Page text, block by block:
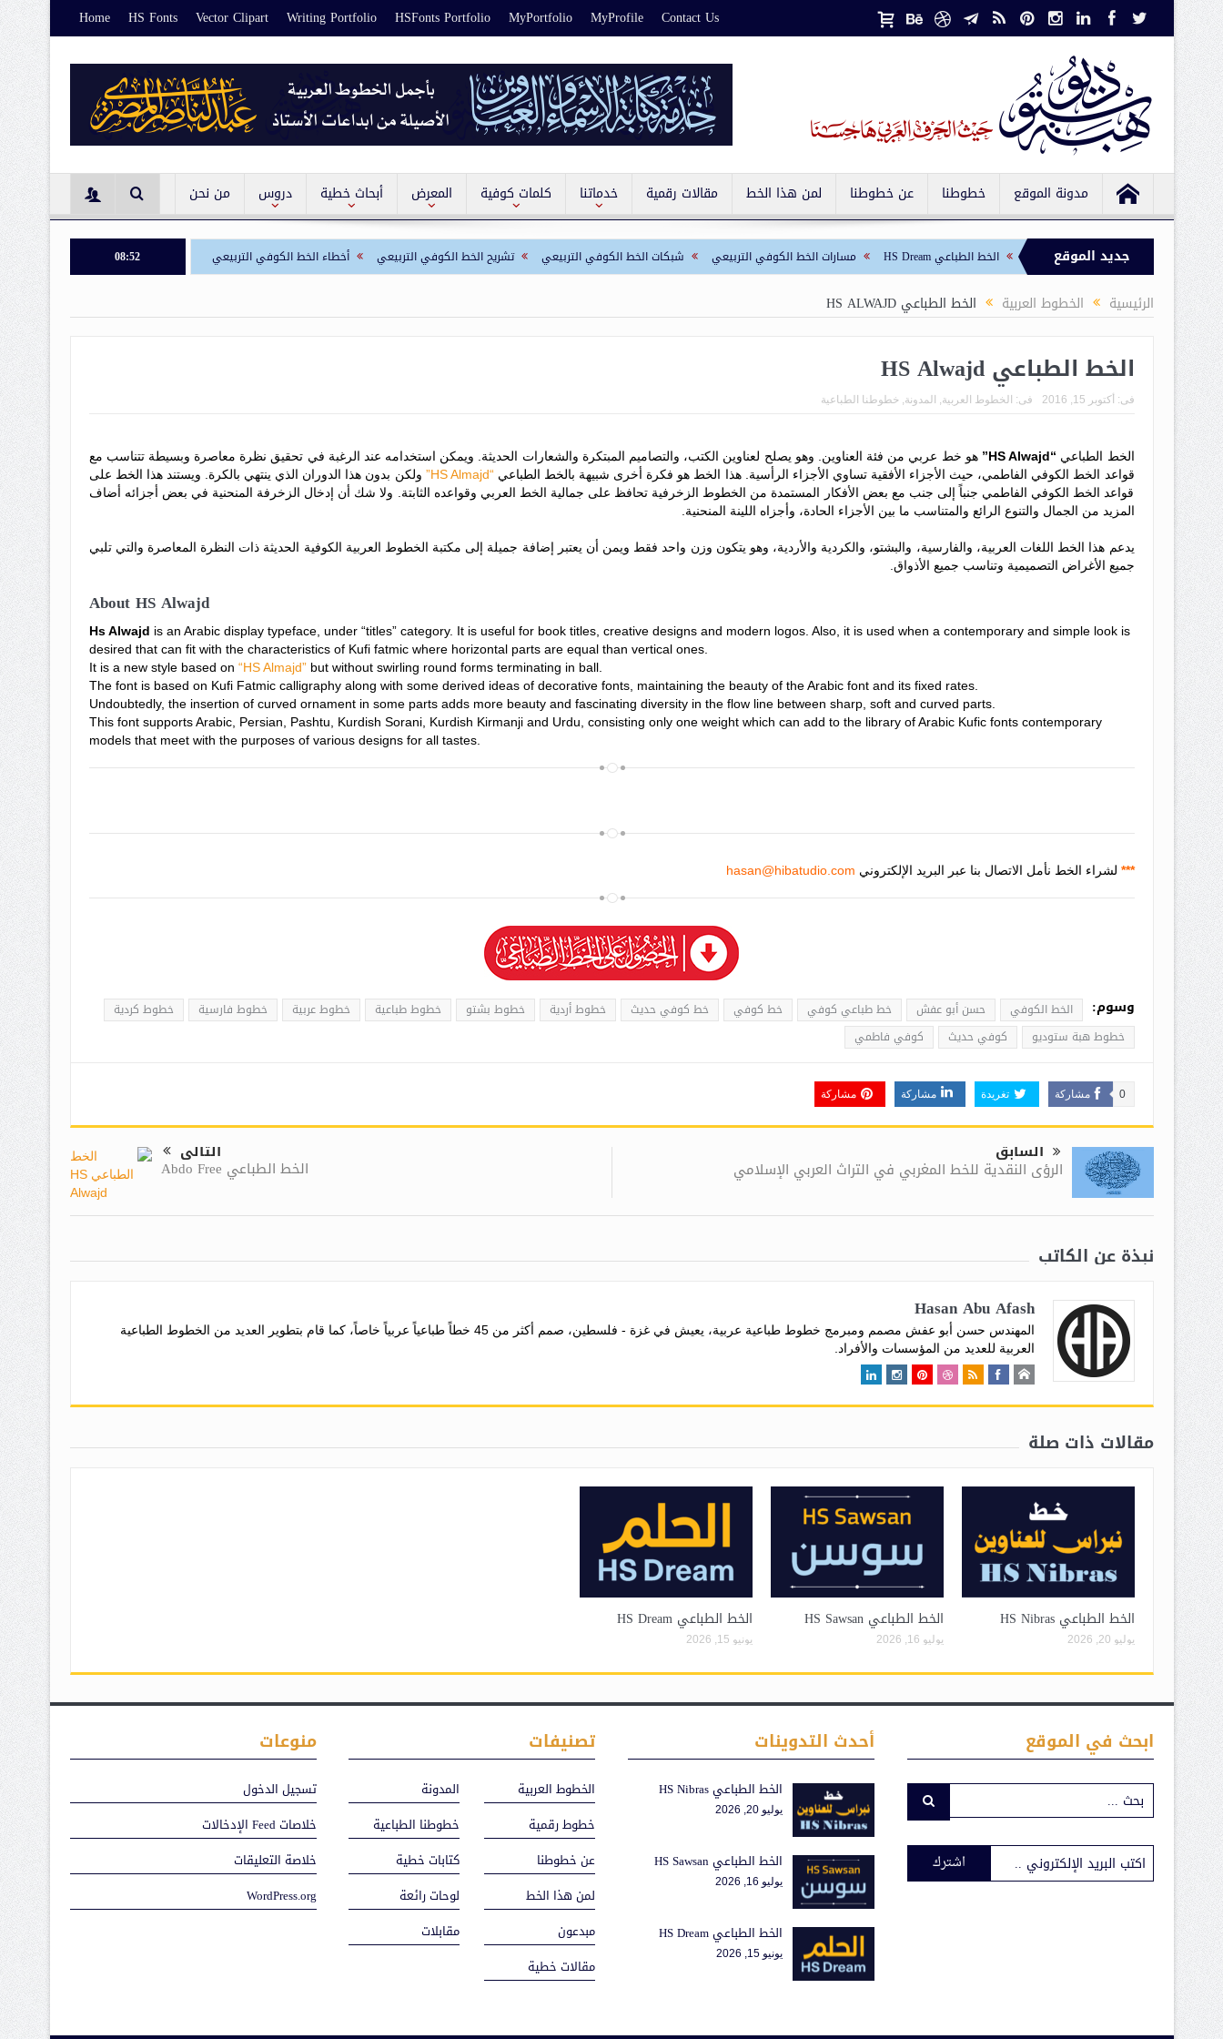
Contact Us
MyProfile
MyPortfolio
HSFonts Portfolio
Writing Portfolio
Vector Clipart
HS Fonts
Home
مدونة الموقع خطوطنا عن خطوطنا لمن هذا الخط مقالات رقمية خدماتنا كلمات كوفية المعرض أبحاث خطية دروس من نحن
جديد الموقعالخط الطباعي HS Sawsan الخط الطباعي HS Dream مسارات الخط الكوفي التربيعي شبكات الخط الكوفي التربيعي تشريح الخط الكوفي التربيعي أخطاء الخط الكوفي التربيعي حروف الخط الكوفي التربيعي قواعد 08:52
الرئيسية الخطوط العربية الخط الطباعي HS ALWAJD
الخط الطباعي HS Alwajd
فى: أكتوبر 15, 2016 فى: الخطوط العربية المدونة ,خطوطنا الطباعية
الخط الطباعي “HS Alwajd”
هو خط عربي من فئة العناوين. وهو يصلح لعناوين الكتب، والتصاميم المبتكرة والشعارات الحديثة. ويمكن استخدامه عند الرغبة في تحقيق نظرة معاصرة وبسيطة تتناسب مع
قواعد الخط الكوفي الفاطمي، حيث الأجزاء الأفقية تساوي الأجزاء الرأسية. هذا الخط هو فكرة أخرى شبيهة بالخط الطباعي“HS Almajd”
ولكن بدون هذا الدوران الذي ينتهي بالكرة. ويستند هذا الخط على
قواعد الخط الكوفي الفاطمي جنباً إلى جنب مع بعض الأفكار المستمدة من الخطوط الزخرفية تحافظ على جمالية الخط العربي وقواعده الثابتة. ولا شك أن إدخال الزخرفة المنحنية في بعض أجزائه أضاف
المزيد من الجمال والتنوع الرائع والمتناسب ما بين الأجزاء الحادة، وأجزاه اللينة المنحنية.
يدعم هذا الخط اللغات العربية، والفارسية، والبشتو، والكردية والأردية، وهو يتكون وزن واحد فقط ويمن أن يعتبر إضافة جميلة إلى مكتبة الخطوط العربية الكوفية الحديثة ذات النظرة المعاصرة والتي تلبي
جميع الأغراض التصميمية وتناسب جميع الأذواق.
About HS Alwajd
Hs Alwajd is an Arabic display typeface, under “titles” category. It is useful for book titles, creative designs and modern logos. Also, it is used when a contemporary and simple look is
desired that can fit with the characteristics of Kufi fatmic where horizontal parts are equal than vertical ones.
It is a new style based on “HS Almajd”but without swirling round forms terminating in ball.
The font is based on Kufi Fatmic calligraphy along with some derived ideas of decorative fonts, maintaining the beauty of the Arabic font and its fixed rates.
Undoubtedly, the insertion of curved ornament in some parts adds more beauty and fascinating diversity in the flow line between sharp, soft and curved parts.
This font supports Arabic, Persian, Pashtu, Kurdish Sorani, Kurdish Kirmanji and Urdu, consisting only one weight which can add to the library of Arabic Kufic fonts contemporary
models that meet with the purposes of various designs for all tastes.
*** لشراء الخط نأمل الاتصال بنا عبر البريد الإلكتروني hasan@hibatudio.com
وسوم: الخط الكوفي حسن أبو عفش خط طباعي كوفي خط كوفي خط كوفي حديث خطوط أردية خطوط بشتو خطوط طباعية خطوط عربية خطوط فارسية
خطوط كردية
خطوط هبة ستوديو
كوفي حديث كوفي فاطمي
مشاركة 0 تغريدة مشاركة مشاركة
السابق
الرؤى النقدية للخط المغربي في التراث العربي الإسلامي
التالى
الخط الطباعي Abdo Free
نبذة عن الكاتب
Hasan Abu Afash
المهندس حسن أبو عفش مصمم ومبرمج خطوط طباعية عربية، يعيش في غزة - فلسطين، صمم أكثر من 45 خطاً طباعياً عربياً خاصاً، كما قام بتطوير العديد من الخطوط الطباعية
العربية للعديد من المؤسسات والأفراد.
مقالات ذات صلة
الخط الطباعي HS Nibras
يوليو 20, 2026
الخط الطباعي HS Sawsan
يوليو 16, 2026
الخط الطباعي HS Dream
يونيو 15, 2026
ابحث في الموقع
اشترك
أحدث التدوينات
الخط الطباعي HS Nibras
يوليو 20, 2026
الخط الطباعي HS Sawsan
يوليو 16, 2026
الخط الطباعي HS Dream
يونيو 15, 2026
تصنيفات
الخطوط العربية
المدونة
خطوط رقمية
خطوطنا الطباعية
عن خطوطنا
كتابات خطية
لمن هذا الخط
لوحات رائعة
مبدعون
مقابلات
مقالات خطية
منوعات
تسجيل الدخول
خلاصات Feed الإدخالات
خلاصة التعليقات
WordPress.org